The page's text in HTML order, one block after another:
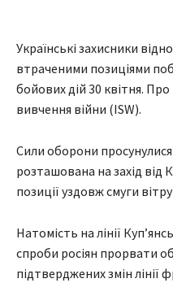
Українські захисники
втраченими позиціями
бойових дій 30 квітня. Про
вивчення війни (ISW).
Сили оборони
розташована на захід від
позиції уздовж смуги
Натомість на лінії
спроби росіян прорвати
підтверджених змін лінії